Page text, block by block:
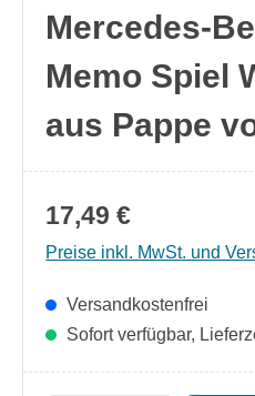
Mercedes-
Memo Spiel
aus Pappe
17,49 €
Preise inkl. MwSt. und
Versandkostenfrei
Sofort verfügbar,